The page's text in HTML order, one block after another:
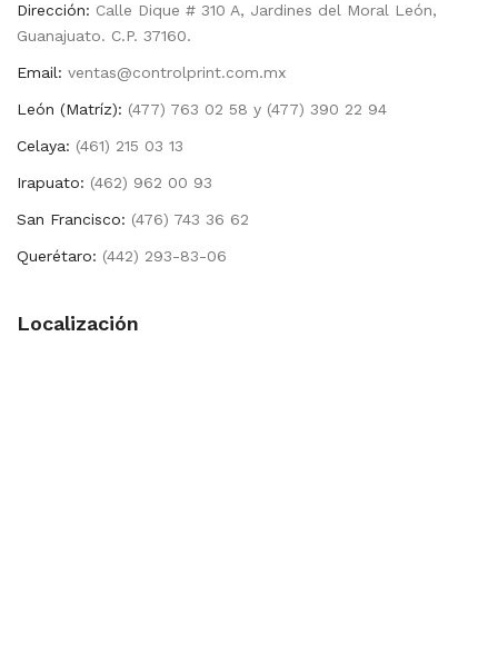
Dirección: Calle Dique # 310 A, Jardines del Moral León,
Guanajuato. C.P. 37160.
Email: ventas@controlprint.com.mx
León (Matríz): (477) 763 02 58 y (477) 390 22 94
Celaya: (461) 215 03 13
Irapuato: (462) 962 00 93
San Francisco: (476) 743 36 62
Querétaro: (442) 293-83-06
Localización